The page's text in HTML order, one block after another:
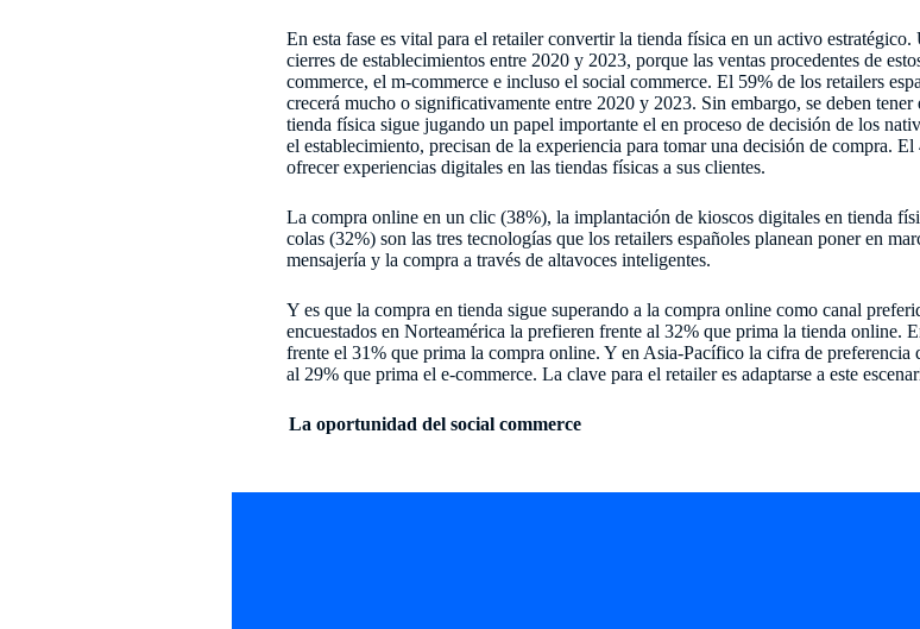
En esta fase es vital para el retailer convertir la tienda física en un activo
cierres de establecimientos entre 2020 y 2023, porque las ventas procedentes de
commerce, el m-commerce e incluso el social commerce. El 59% de los retailers
crecerá mucho o significativamente entre 2020 y 2023. Sin embargo, se deben
tienda física sigue jugando un papel importante el en proceso de decisión de los
el establecimiento, precisan de la experiencia para tomar una decisión de compra.
ofrecer experiencias digitales en las tiendas físicas a sus clientes.
La compra online en un clic (38%), la implantación de kioscos digitales en tienda
colas (32%) son las tres tecnologías que los retailers españoles planean poner en
mensajería y la compra a través de altavoces inteligentes.
Y es que la compra en tienda sigue superando a la compra online como canal
encuestados en Norteamérica la prefieren frente al 32% que prima la tienda online.
frente el 31% que prima la compra online. Y en Asia-Pacífico la cifra de preferencia
al 29% que prima el e-commerce. La clave para el retailer es adaptarse a este
La oportunidad del social commerce